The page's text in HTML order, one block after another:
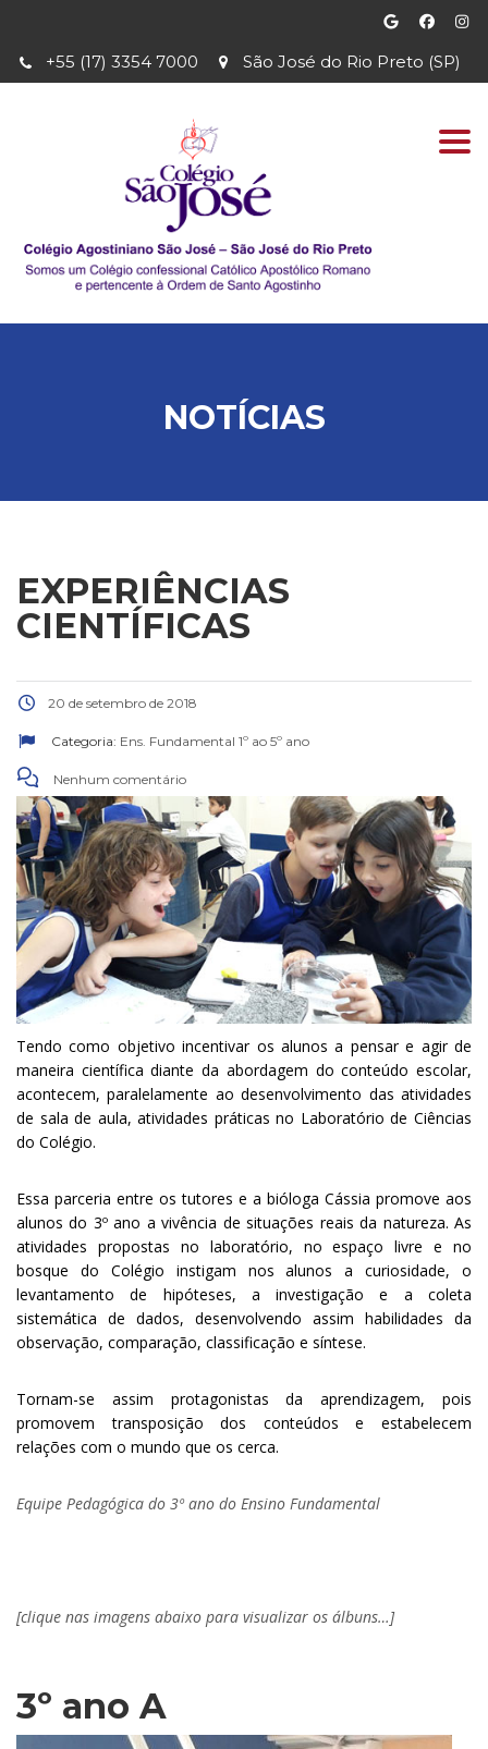
São José do Rio Preto (SP)
+55 (17) 3354 7000
NOTÍCIAS
EXPERIÊNCIAS
CIENTÍFICAS
20 de setembro de 2018
Categoria: Ens. Fundamental 1º ao 5º ano
Nenhum comentário
Tendo como objetivo incentivar os alunos a pensar e agir de
maneira científica diante da abordagem do conteúdo escolar,
acontecem, paralelamente ao desenvolvimento das atividades
de sala de aula, atividades práticas no Laboratório de Ciências
do Colégio.
Essa parceria entre os tutores e a bióloga Cássia promove aos
alunos do 3º ano a vivência de situações reais da natureza. As
atividades propostas no laboratório, no espaço livre e no
bosque do Colégio instigam nos alunos a curiosidade, o
levantamento de hipóteses, a investigação e a coleta
sistemática de dados, desenvolvendo assim habilidades da
observação, comparação, classificação e síntese.
Tornam-se assim protagonistas da aprendizagem, pois
promovem transposição dos conteúdos e estabelecem
relações com o mundo que os cerca.
Equipe Pedagógica do 3º ano do Ensino Fundamental
[clique nas imagens abaixo para visualizar os álbuns…]
3º ano A